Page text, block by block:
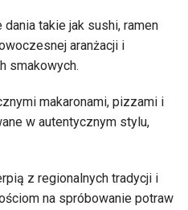
dania takie jak sushi, ramen
aranżacji i
smakowych.
makaronami, pizzami i
w autentycznym stylu,
z regionalnych tradycji i
na spróbowanie potraw